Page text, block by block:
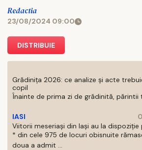
Redactia
23/08/2024 09:00
DISTRIBUIE
Grădinița 2026: ce analize și acte
copil
Înainte de prima zi de grădinită, părintii
IASI
Viitorii meseriași din Iași au la
* din cele 975 de locuri obisnuite
doua a admit ...